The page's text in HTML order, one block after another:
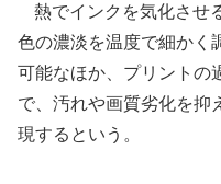
熱でインクを気化させ
色の濃淡を温度で細かく
可能なほか、プリントの
で、汚れや画質劣化を抑
現するという。